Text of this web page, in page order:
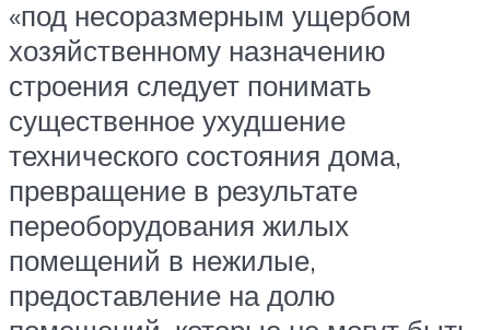
«под несоразмерным ущербом
хозяйственному назначению
строения следует понимать
существенное ухудшение
технического состояния дома,
превращение в результате
переоборудования жилых
помещений в нежилые,
предоставление на долю